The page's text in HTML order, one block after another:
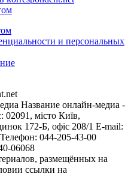
и персональных
Название онлайн-медиа -
02091, місто Київ,
172-Б, офіс 208/1 E-mail:
Телефон: 044-205-43-00
06068
размещённых на
ссылки на